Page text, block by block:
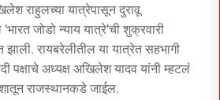
राहुलच्या यात्रेपासून दुरावू
जोडो न्याय यात्रे’ची शुक्रवारी
झाली. रायबरेलीतील या यात्रेत सहभागी
पक्षाचे अध्यक्ष अखिलेश यादव यांनी म्हटलं
राजस्थानकडे जाईल.